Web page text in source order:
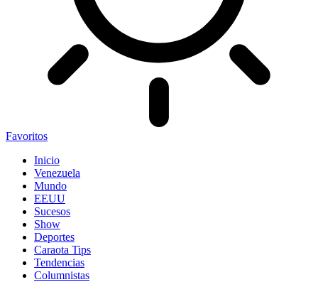
Favoritos
Inicio
Venezuela
Mundo
EEUU
Sucesos
Show
Deportes
Caraota Tips
Tendencias
Columnistas